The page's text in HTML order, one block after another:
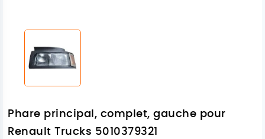
Phare principal, complet, gauche pour
Renault Trucks 5010379321